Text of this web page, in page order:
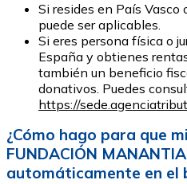
Si resides en País Vasco
puede ser aplicables.
Si eres persona física o
España y obtienes
también un beneficio
donativos. Puedes
https://
¿Cómo hago para que
FUNDACIÓN
automáticamente en el